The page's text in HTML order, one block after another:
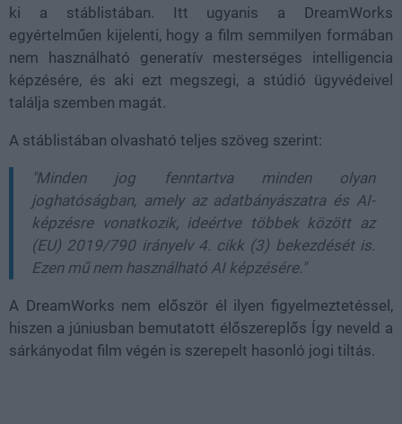
ki a stáblistában. Itt ugyanis a DreamWorks
egyértelműen kijelenti, hogy a film semmilyen formában
nem használható generatív mesterséges intelligencia
képzésére, és aki ezt megszegi, a stúdió ügyvédeivel
találja szemben magát.
A stáblistában olvasható teljes szöveg szerint:
"Minden jog fenntartva minden olyan
joghatóságban, amely az adatbányászatra és AI-
képzésre vonatkozik, ideértve többek között az
(EU) 2019/790 irányelv 4. cikk (3) bekezdését is.
Ezen mű nem használható AI képzésére."
A DreamWorks nem először él ilyen figyelmeztetéssel,
hiszen a júniusban bemutatott élőszereplős Így neveld a
sárkányodat film végén is szerepelt hasonló jogi tiltás.